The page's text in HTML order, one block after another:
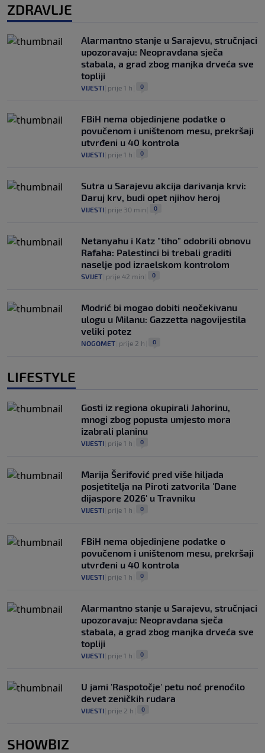
ZDRAVLJE
Alarmantno stanje u Sarajevu, stručnjaci
upozoravaju: Neopravdana sječa
stabala, a grad zbog manjka drveća sve
topliji
VIJESTI prije 1 h 0
FBiH nema objedinjene podatke o
povučenom i uništenom mesu, prekršaji
utvrđeni u 40 kontrola
VIJESTI prije 1 h 0
Sutra u Sarajevu akcija darivanja krvi:
Daruj krv, budi opet njihov heroj
VIJESTI prije 30 min 0
Netanyahu i Katz "tiho" odobrili obnovu
Rafaha: Palestinci bi trebali graditi
naselje pod izraelskom kontrolom
SVIJET prije 42 min 0
Modrić bi mogao dobiti neočekivanu
ulogu u Milanu: Gazzetta nagovijestila
veliki potez
NOGOMET prije 2 h 0
LIFESTYLE
Gosti iz regiona okupirali Jahorinu,
mnogi zbog popusta umjesto mora
izabrali planinu
VIJESTI prije 1 h 0
Marija Šerifović pred više hiljada
posjetitelja na Piroti zatvorila 'Dane
dijaspore 2026' u Travniku
VIJESTI prije 1 h 0
FBiH nema objedinjene podatke o
povučenom i uništenom mesu, prekršaji
utvrđeni u 40 kontrola
VIJESTI prije 1 h 0
Alarmantno stanje u Sarajevu, stručnjaci
upozoravaju: Neopravdana sječa
stabala, a grad zbog manjka drveća sve
topliji
VIJESTI prije 1 h 0
U jami 'Raspotočje' petu noć prenoćilo
devet zeničkih rudara
VIJESTI prije 2 h 0
SHOWBIZ